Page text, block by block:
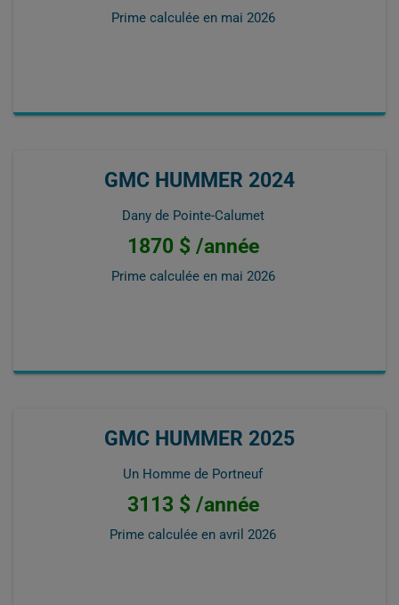
Prime calculée en mai 2026
GMC HUMMER 2024
Dany de Pointe-Calumet
1870 $ /année
Prime calculée en mai 2026
GMC HUMMER 2025
Un Homme de Portneuf
3113 $ /année
Prime calculée en avril 2026